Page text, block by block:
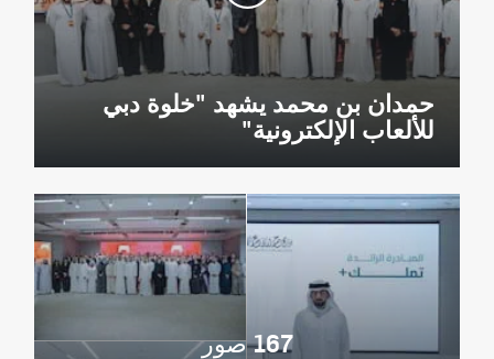
حمدان بن محمد يشهد "خلوة دبي
للألعاب الإلكترونية"
167 صور